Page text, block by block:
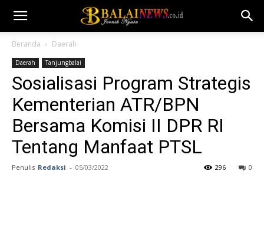
Beranda Daerah
Daerah Tanjungbalai
Sosialisasi Program Strategis
Kementerian ATR/BPN
Bersama Komisi II DPR RI
Tentang Manfaat PTSL
Penulis Redaksi - 05/03/2022 0
296